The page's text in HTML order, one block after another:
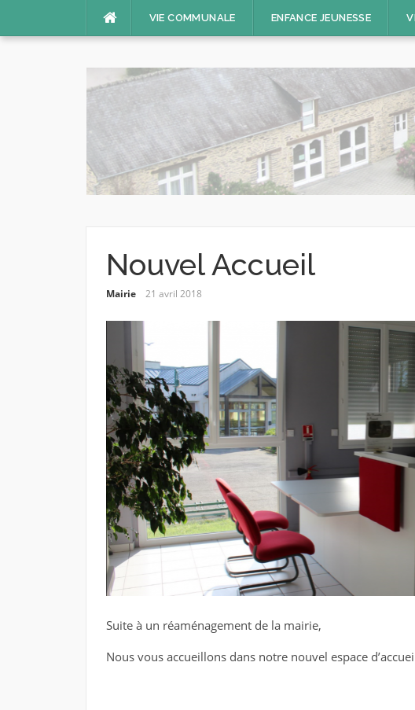
VIE COMMUNALE ENFANCE JEUNESSE
Nouvel Accueil
Mairie 21 avril 2018
Suite à un réaménagement de la mairie,
Nous vous accueillons dans notre nouvel espace